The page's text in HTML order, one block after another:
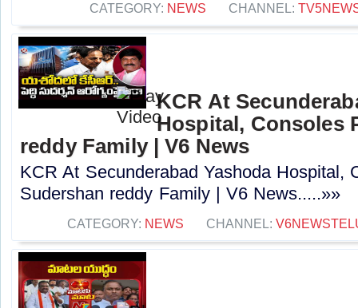
CATEGORY: NEWS CHANNEL:
KCR At
Hospital, Consoles
reddy Family | V6 News
KCR At Secunderabad Yashoda Hospital,
Sudershan reddy Family | V6 News.....»»
CATEGORY: NEWS CHANNEL: